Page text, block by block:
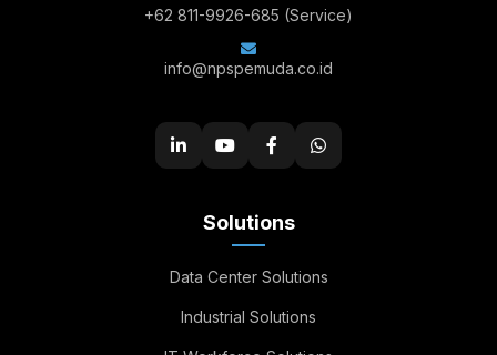
+62 811-9926-685 (Service)
info@npspemuda.co.id
Solutions
Data Center Solutions
Industrial Solutions